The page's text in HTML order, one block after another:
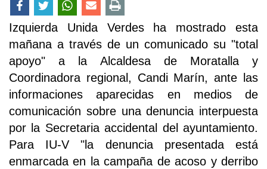
Izquierda Unida Verdes ha mostrado esta
mañana a través de un comunicado su "total
apoyo" a la Alcaldesa de Moratalla y
Coordinadora regional, Candi Marín, ante las
informaciones aparecidas en medios de
comunicación sobre una denuncia interpuesta
por la Secretaria accidental del ayuntamiento.
Para IU-V "la denuncia presentada está
enmarcada en la campaña de acoso y derribo